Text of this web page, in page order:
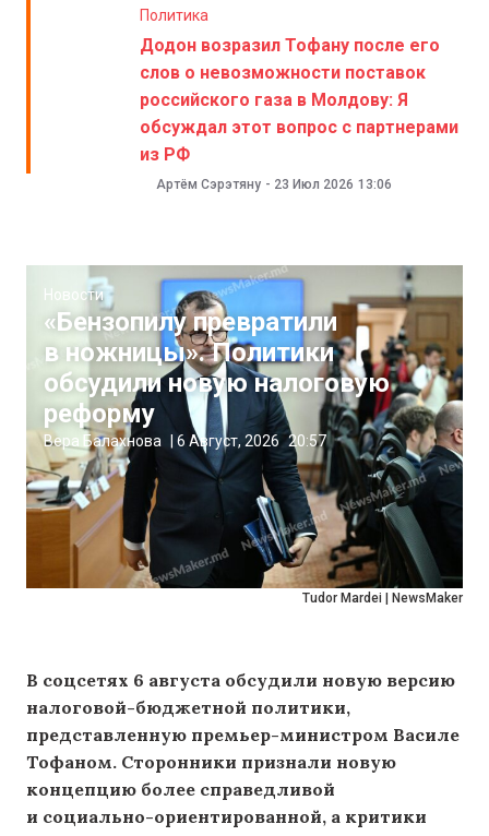
Политика
Додон возразил Тофану после его
слов о невозможности поставок
российского газа в Молдову: Я
обсуждал этот вопрос с партнерами
из РФ
Артём Сэрэтяну - 23 Июл 2026 13:06
Tudor Mardei | NewsMaker
Новости
«Бензопилу превратили
в ножницы». Политики
обсудили новую налоговую
реформу
Вера Балахнова 6 Август, 2026 20:57
В соцсетях 6 августа обсудили новую версию
налоговой-бюджетной политики,
представленную премьер-министром Василе
Тофаном. Сторонники признали новую
концепцию более справедливой
и социально-ориентированной, а критики